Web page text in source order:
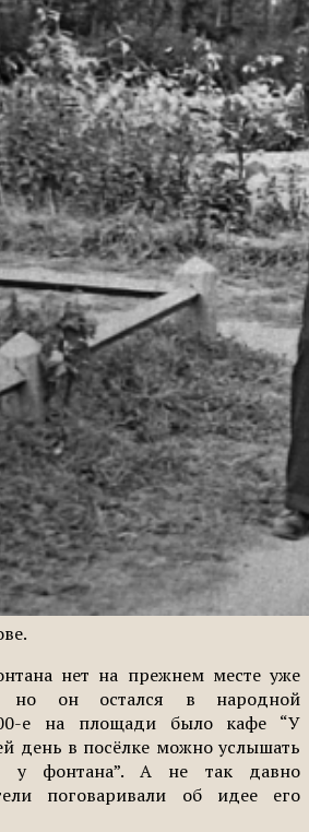
нет на прежнем месте уже
но он остался в народной
е на площади было кафе “У
день в посёлке можно услышать
у фонтана”. А не так давно
поговаривали об идее его